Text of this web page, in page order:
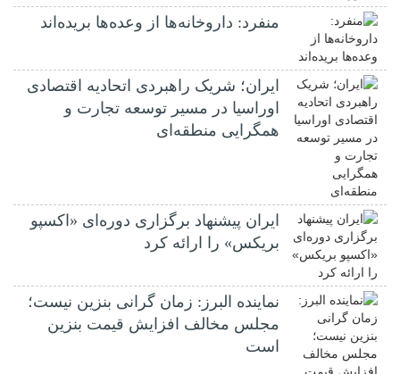
منفرد: داروخانه‌ها از وعده‌ها بریده‌اند
ایران؛ شریک راهبردی اتحادیه اقتصادی
اوراسیا در مسیر توسعه تجارت و
همگرایی منطقه‌ای
ایران پیشنهاد برگزاری دوره‌ای «اکسپو
بریکس» را ارائه کرد
نماینده البرز: زمان گرانی بنزین نیست؛
مجلس مخالف افزایش قیمت بنزین
است